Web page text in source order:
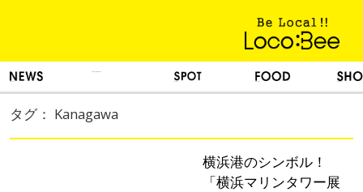
タグ： Kanagawa
横浜港のシンボル！
「横浜マリンタワー展